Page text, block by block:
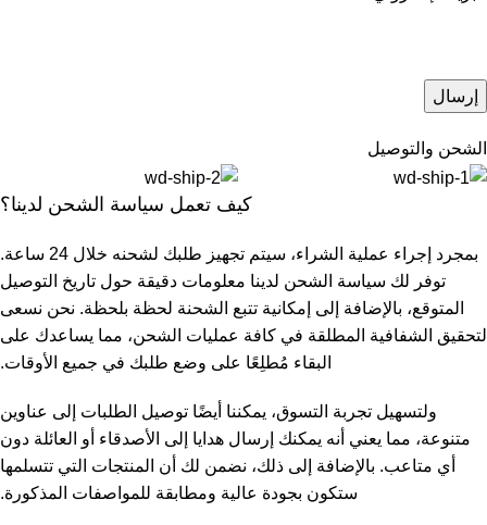
الشحن والتوصيل
كيف تعمل سياسة الشحن لدينا؟
بمجرد إجراء عملية الشراء، سيتم تجهيز طلبك لشحنه خلال 24 ساعة.
توفر لك سياسة الشحن لدينا معلومات دقيقة حول تاريخ التوصيل
المتوقع، بالإضافة إلى إمكانية تتبع الشحنة لحظة بلحظة. نحن نسعى
لتحقيق الشفافية المطلقة في كافة عمليات الشحن، مما يساعدك على
البقاء مُطلِعًا على وضع طلبك في جميع الأوقات.
ولتسهيل تجربة التسوق، يمكننا أيضًا توصيل الطلبات إلى عناوين
متنوعة، مما يعني أنه يمكنك إرسال هدايا إلى الأصدقاء أو العائلة دون
أي متاعب. بالإضافة إلى ذلك، نضمن لك أن المنتجات التي تتسلمها
ستكون بجودة عالية ومطابقة للمواصفات المذكورة.